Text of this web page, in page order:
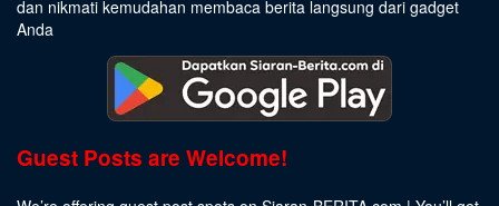
dan nikmati kemudahan membaca berita langsung dari gadget
Anda
Guest Posts are Welcome!